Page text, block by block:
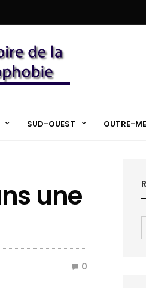
SUD-OUEST OUTRE-
une
0